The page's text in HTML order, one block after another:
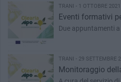
TRANI - 1 OTTOBRE 2021
Eventi formativi
Due appuntamenti
TRANI - 29 SETTEMBRE
Monitoraggio